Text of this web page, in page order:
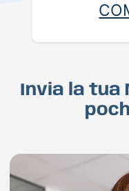
Invia la tua